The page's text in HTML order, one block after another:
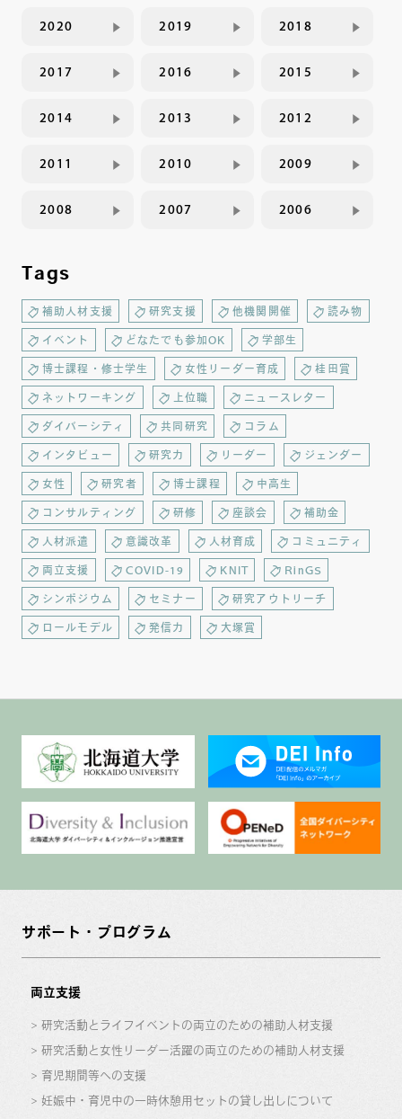
2020 2019 2018
2017 2016 2015
2014 2013 2012
2011 2010 2009
2008 2007 2006
Tags
補助人材支援 研究支援 他機関開催 読み物
イベント どなたでも参加OK 学部生
博士課程・修士学生 女性リーダー育成 桂田賞
ネットワーキング 上位職 ニュースレター
ダイバーシティ 共同研究 コラム
インタビュー 研究力 リーダー ジェンダー
女性 研究者 博士課程 中高生
コンサルティング 研修 座談会 補助金
人材派遣 意識改革 人材育成 コミュニティ
両立支援 COVID-19 KNIT RinGS
シンポジウム セミナー 研究アウトリーチ
ロールモデル 発信力 大塚賞
サポート・プログラム
両立支援
研究活動とライフイベントの両立のための補助人材支援
研究活動と女性リーダー活躍の両立のための補助人材支援
育児期間等への支援
妊娠中・育児中の一時休憩用セットの貸し出しについて